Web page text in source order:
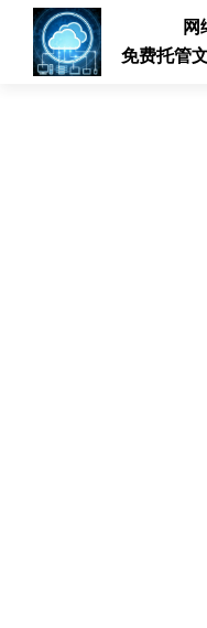
网
免费托管